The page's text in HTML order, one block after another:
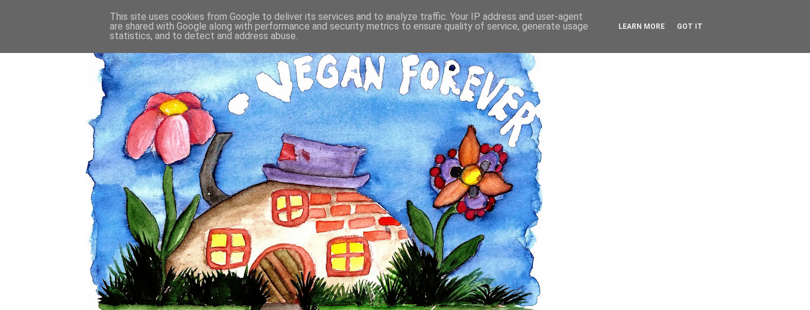
This site uses cookies from Google to deliver its services and to analyze traffic. Your IP address and user-agent
are shared with Google along with performance and security metrics to ensure quality of service, generate usage
statistics, and to detect and address abuse.
LEARN MORE GOT IT